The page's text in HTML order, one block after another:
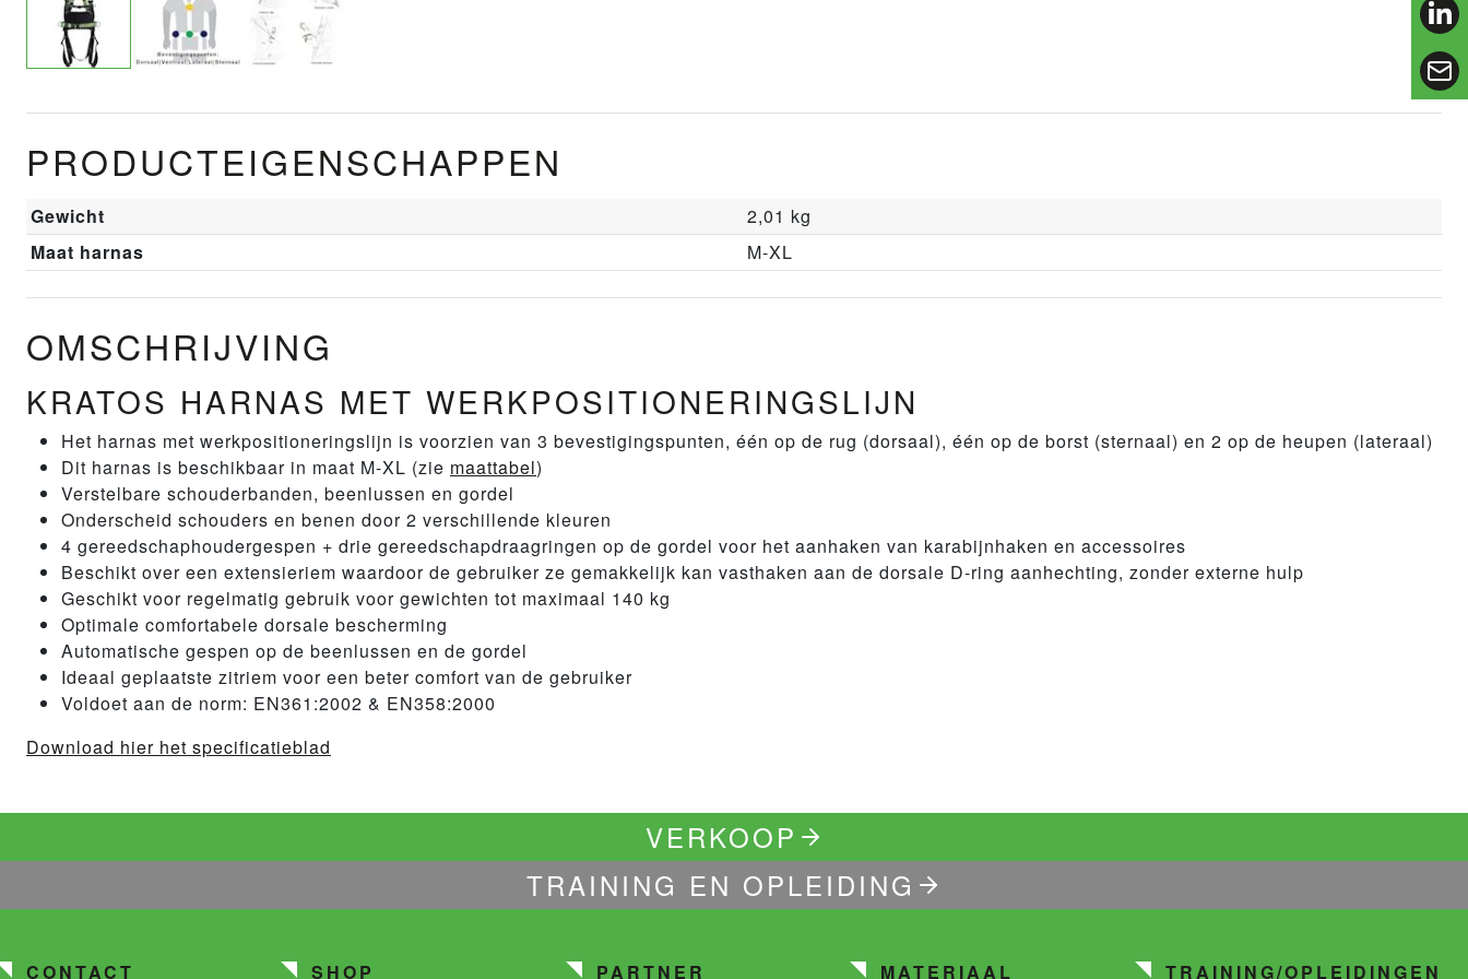
PRODUCTEIGENSCHAPPEN
Gewicht
2,01 kg
Maat harnas
M-XL
OMSCHRIJVING
KRATOS HARNAS MET WERKPOSITIONERINGSLIJN
Het harnas met werkpositioneringslijn is voorzien van 3 bevestigingspunten, één op de rug (dorsaal), één op de borst (sternaal) en 2 op de heupen (lateraal)
Dit harnas is beschikbaar in maat M-XL (zie maattabel)
Verstelbare schouderbanden, beenlussen en gordel
Onderscheid schouders en benen door 2 verschillende kleuren
4 gereedschaphoudergespen + drie gereedschapdraagringen op de gordel voor het aanhaken van karabijnhaken en accessoires
Beschikt over een extensieriem waardoor de gebruiker ze gemakkelijk kan vasthaken aan de dorsale D-ring aanhechting, zonder externe hulp
Geschikt voor regelmatig gebruik voor gewichten tot maximaal 140 kg
Optimale comfortabele dorsale bescherming
Automatische gespen op de beenlussen en de gordel
Ideaal geplaatste zitriem voor een beter comfort van de gebruiker
Voldoet aan de norm: EN361:2002 & EN358:2000
Download hier het specificatieblad
VERKOOP
TRAINING EN OPLEIDING
CONTACT MATERIAAL
SHOP PARTNER TRAINING/OPLEIDINGEN